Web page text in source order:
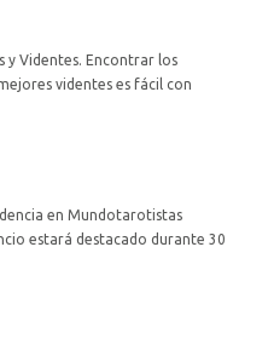
y Videntes. Encontrar los
videntes es fácil con
en Mundotarotistas
estará destacado durante 30